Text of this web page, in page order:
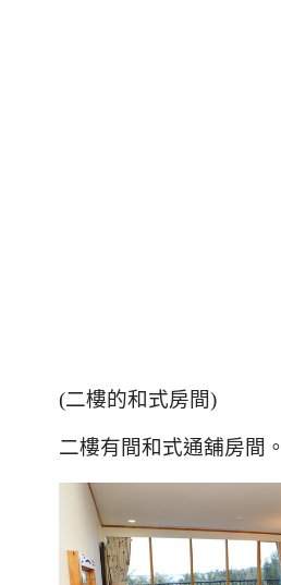
(二樓的和式房間)
二樓有間和式通舖房間。